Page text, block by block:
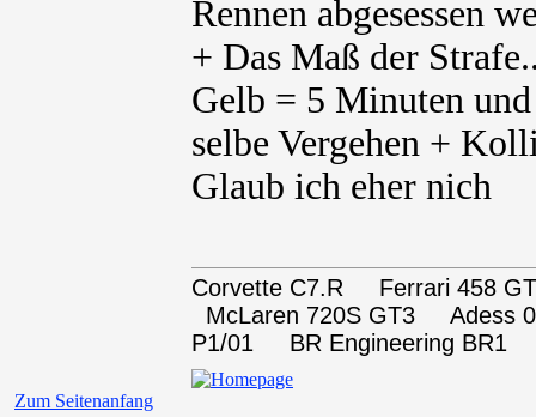
Rennen abgesessen
+ Das Maß der
Gelb = 5 Minuten
selbe Vergehen +
Glaub ich eher nich
Zum Seitenanfang
Corvette C7.R Ferrari 458
McLaren 720S GT3
P1/01 BR Engineering BR1